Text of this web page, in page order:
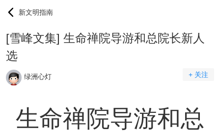
新文明指南
[雪峰文集] 生命禅院导游和总院长新人
选
绿洲心灯 + 关注
生命禅院导游和总